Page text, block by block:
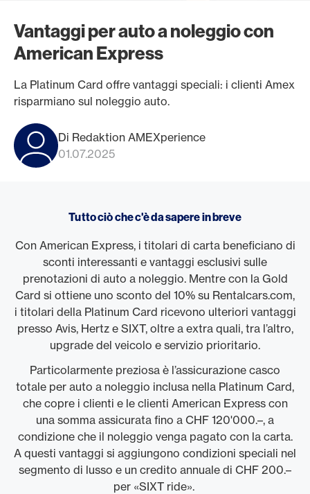
Vantaggi per auto a noleggio con
American Express
La Platinum Card offre vantaggi speciali: i clienti Amex
risparmiano sul noleggio auto.
Di Redaktion AMEXperience
01.07.2025
Tutto ciò che c'è da sapere in breve
Con American Express, i titolari di carta beneficiano di
sconti interessanti e vantaggi esclusivi sulle
prenotazioni di auto a noleggio. Mentre con la Gold
Card si ottiene uno sconto del 10% su Rentalcars.com,
i titolari della Platinum Card ricevono ulteriori vantaggi
presso Avis, Hertz e SIXT, oltre a extra quali, tra l’altro,
upgrade del veicolo e servizio prioritario.
Particolarmente preziosa è l’assicurazione casco
totale per auto a noleggio inclusa nella Platinum Card,
che copre i clienti e le clienti American Express con
una somma assicurata fino a CHF 120'000.–, a
condizione che il noleggio venga pagato con la carta.
A questi vantaggi si aggiungono condizioni speciali nel
segmento di lusso e un credito annuale di CHF 200.–
per «SIXT ride».